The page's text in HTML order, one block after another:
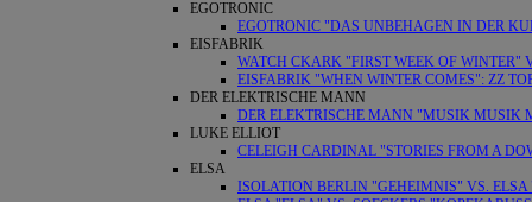
EGOTRONIC
EGOTRONIC "DAS UNBEHAGEN IN DER
EISFABRIK
WATCH CKARK "FIRST WEEK OF
EISFABRIK "WHEN WINTER COMES": ZZ
DER ELEKTRISCHE MANN
DER ELEKTRISCHE MANN "MUSIK MUSIK
LUKE ELLIOT
CELEIGH CARDINAL "STORIES FROM A
ELSA
ISOLATION BERLIN "GEHEIMNIS" VS.